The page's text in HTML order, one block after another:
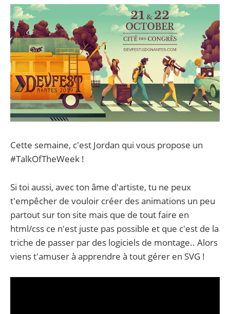
Cette semaine, c'est Jordan qui vous propose un
#TalkOfTheWeek !
Si toi aussi, avec ton âme d'artiste, tu ne peux
t'empêcher de vouloir créer des animations un peu
partout sur ton site mais que de tout faire en
html/css ce n'est juste pas possible et que c'est de la
triche de passer par des logiciels de montage.. Alors
viens t'amuser à apprendre à tout gérer en SVG !